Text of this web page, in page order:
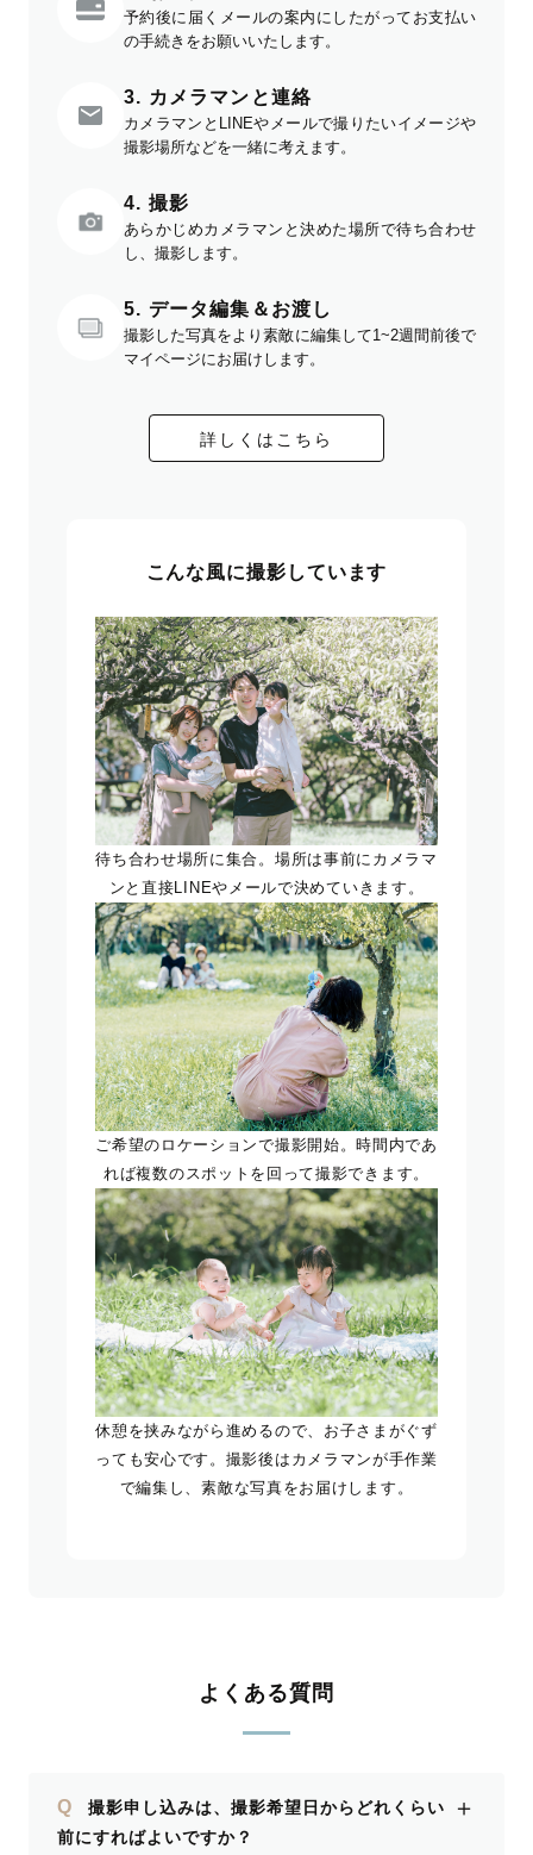
予約後に届くメールの案内にしたがってお支払い
の手続きをお願いいたします。
3. カメラマンと連絡
カメラマンとLINEやメールで撮りたいイメージや
撮影場所などを一緒に考えます。
4. 撮影
あらかじめカメラマンと決めた場所で待ち合わせ
し、撮影します。
5. データ編集＆お渡し
撮影した写真をより素敵に編集して1~2週間前後で
マイページにお届けします。
詳しくはこちら
こんな風に撮影しています
待ち合わせ場所に集合。場所は事前にカメラマ
ンと直接LINEやメールで決めていきます。
ご希望のロケーションで撮影開始。時間内であ
れば複数のスポットを回って撮影できます。
休憩を挟みながら進めるので、お子さまがぐず
っても安心です。撮影後はカメラマンが手作業
で編集し、素敵な写真をお届けします。
よくある質問
Q
撮影申し込みは、撮影希望日からどれくらい
前にすればよいですか？
＋